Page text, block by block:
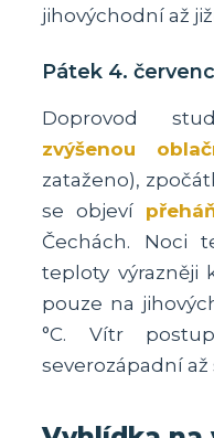
jihovýchodní až
Pátek 4.
Doprovod
zvýšenou
zataženo),
se objeví
Čechách. Noci
teploty výrazněji
pouze na
°C. Vítr
severozápadní až